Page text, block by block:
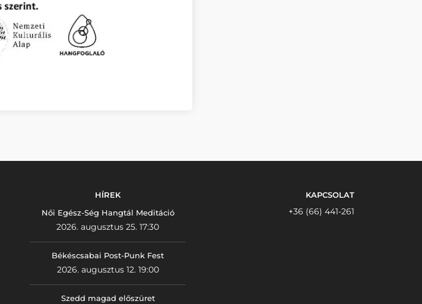
HÍREK
Női Egész-Ség Hangtál Meditáció
2026. augusztus 25. 17:30
Békéscsabai Post-Punk Fest
2026. augusztus 12. 19:00
Szedd magad előszüret
KAPCSOLAT
+36 (66) 441-261